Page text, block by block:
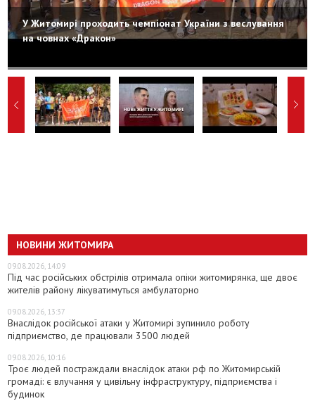
У Житомирі проходить чемпіонат України з веслування
на човнах «Дракон»
НОВИНИ ЖИТОМИРА
09.08.2026, 14:09
Під час російських обстрілів отримала опіки житомирянка, ще двоє
жителів району лікуватимуться амбулаторно
09.08.2026, 13:37
Внаслідок російської атаки у Житомирі зупинило роботу
підприємство, де працювали 3500 людей
09.08.2026, 10:16
Троє людей постраждали внаслідок атаки рф по Житомирській
громаді: є влучання у цивільну інфраструктуру, підприємства і
будинок